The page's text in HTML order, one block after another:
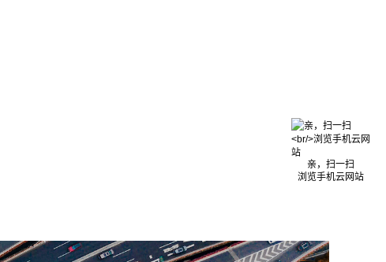
亲，扫一扫
浏览手机云网站